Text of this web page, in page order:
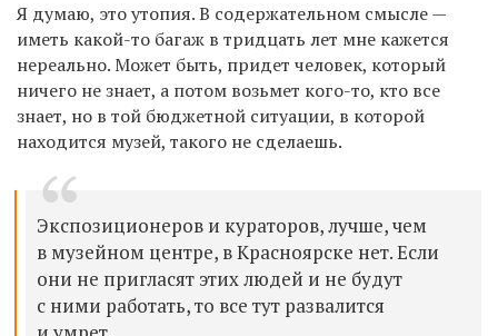
Я думаю, это утопия. В содержательном смысле —
иметь какой-то багаж в тридцать лет мне кажется
нереально. Может быть, придет человек, который
ничего не знает, а потом возьмет кого-то, кто все
знает, но в той бюджетной ситуации, в которой
находится музей, такого не сделаешь.
Экспозиционеров и кураторов, лучше, чем
в музейном центре, в Красноярске нет. Если
они не пригласят этих людей и не будут
с ними работать, то все тут развалится